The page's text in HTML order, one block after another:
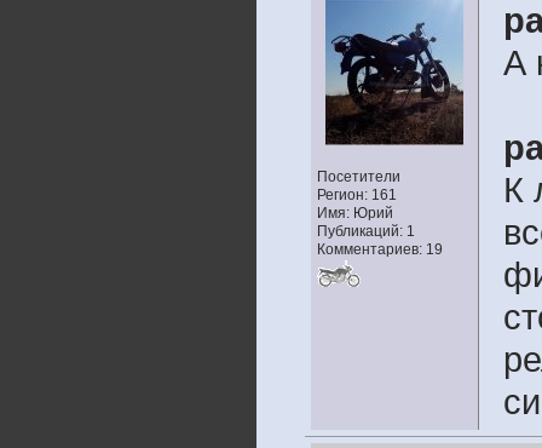
Посетители
Регион: 161
Имя: Юрий
Публикаций: 1
Комментариев: 19
А
К